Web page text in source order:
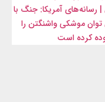
| رسانه‌های آمریکا: جنگ با
توان موشکی واشنگتن را
کرده است